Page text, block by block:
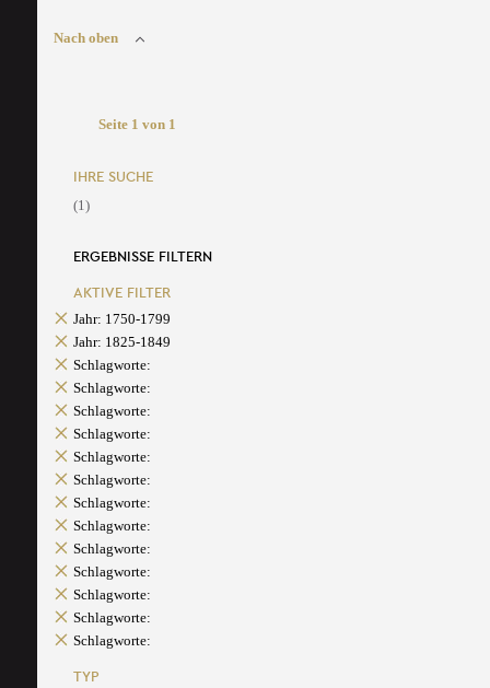
Nach oben
Seite 1 von 1
IHRE SUCHE
(1)
ERGEBNISSE FILTERN
AKTIVE FILTER
Jahr: 1750-1799
Jahr: 1825-1849
Schlagworte:
Schlagworte:
Schlagworte:
Schlagworte:
Schlagworte:
Schlagworte:
Schlagworte:
Schlagworte:
Schlagworte:
Schlagworte:
Schlagworte:
Schlagworte:
Schlagworte:
TYP